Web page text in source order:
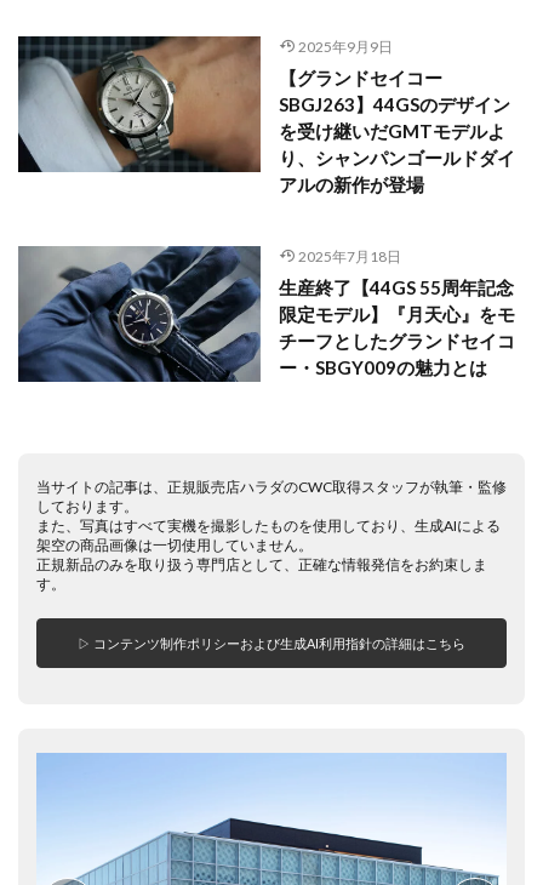
2025年9月9日
【グランドセイコー
SBGJ263】44GSのデザイン
を受け継いだGMTモデルよ
り、シャンパンゴールドダイ
アルの新作が登場
2025年7月18日
生産終了【44GS 55周年記念
限定モデル】『月天心』をモ
チーフとしたグランドセイコ
ー・SBGY009の魅力とは
当サイトの記事は、正規販売店ハラダのCWC取得スタッフが執筆・監修
しております。
また、写真はすべて実機を撮影したものを使用しており、生成AIによる
架空の商品画像は一切使用していません。
正規新品のみを取り扱う専門店として、正確な情報発信をお約束しま
す。
▷ コンテンツ制作ポリシーおよび生成AI利用指針の詳細はこちら